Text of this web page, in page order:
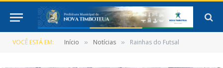
VOCÊ ESTÁ EM: Início » Notícias » Rainhas do Futsal